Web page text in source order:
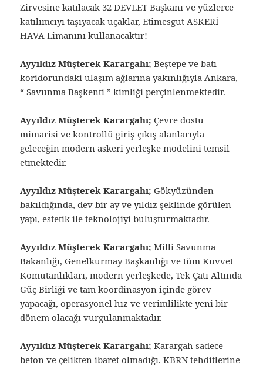
Zirvesine katılacak 32 DEVLET Başkanı ve yüzlerce
katılımcıyı taşıyacak uçaklar, Etimesgut ASKERİ
HAVA Limanını kullanacaktır!
Ayyıldız Müşterek Karargahı; Beştepe ve batı
koridorundaki ulaşım ağlarına yakınlığıyla Ankara,
“ Savunma Başkenti ” kimliği perçinlenmektedir.
Ayyıldız Müşterek Karargahı; Çevre dostu
mimarisi ve kontrollü giriş-çıkış alanlarıyla
geleceğin modern askeri yerleşke modelini temsil
etmektedir.
Ayyıldız Müşterek Karargahı; Gökyüzünden
bakıldığında, dev bir ay ve yıldız şeklinde görülen
yapı, estetik ile teknolojiyi buluşturmaktadır.
Ayyıldız Müşterek Karargahı; Milli Savunma
Bakanlığı, Genelkurmay Başkanlığı ve tüm Kuvvet
Komutanlıkları, modern yerleşkede, Tek Çatı Altında
Güç Birliği ve tam koordinasyon içinde görev
yapacağı, operasyonel hız ve verimlilikte yeni bir
dönem olacağı vurgulanmaktadır.
Ayyıldız Müşterek Karargahı; Karargah sadece
beton ve çelikten ibaret olmadığı. KBRN tehditlerine